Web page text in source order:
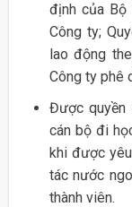
định của Bộ
Công ty;
lao động
Công ty phê
Được
cán bộ đi
khi được
tác nước
thành viên.